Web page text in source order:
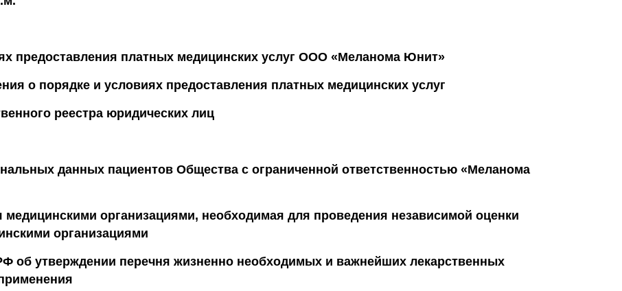
предоставления платных медицинских услуг ООО «Меланома Юнит»
о порядке и условиях предоставления платных медицинских услуг
реестра юридических лиц
данных пациентов Общества с ограниченной ответственностью «Меланома
организациями, необходимая для проведения независимой оценки
организациями
об утверждении перечня жизненно необходимых и важнейших лекарственных